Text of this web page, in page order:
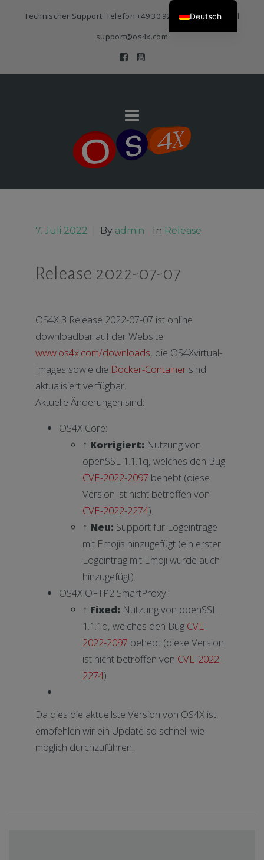
Technischer Support: Telefon+49 30 920 383 3468| E-Mail
support@os4x.com
7. Juli 2022 By admin In Release
Release 2022-07-07
OS4X 3 Release 2022-07-07 ist online
downloadbar auf der Website
www.os4x.com/downloads, die OS4Xvirtual-
Images sowie die Docker-Container sind
aktualisiert verfügbar.
Aktuelle Änderungen sind:
OS4X Core:
↑ Korrigiert: Nutzung von
openSSL 1.1.1q, welches den Bug
CVE-2022-2097 behebt (diese
Version ist nicht betroffen von
CVE-2022-2274).
↑ Neu: Support für Logeinträge
mit Emojis hinzugefügt (ein erster
Logeintrag mit Emoji wurde auch
hinzugefügt).
OS4X OFTP2 SmartProxy:
↑ Fixed: Nutzung von openSSL
1.1.1q, welches den Bug CVE-
2022-2097 behebt (diese Version
ist nicht betroffen von CVE-2022-
2274).
Da dies die aktuellste Version von OS4X ist,
empfehlen wir ein Update so schnell wie
möglich durchzuführen.
Deutsch